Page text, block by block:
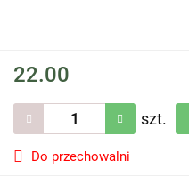
22.00
szt.
Do przechowalni